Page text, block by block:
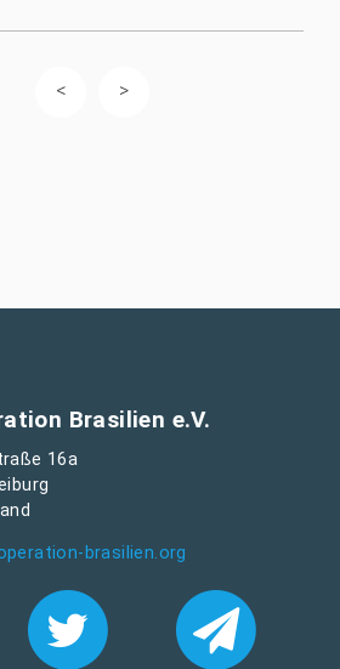
Brasilien e.V.
16a
brasilien.org